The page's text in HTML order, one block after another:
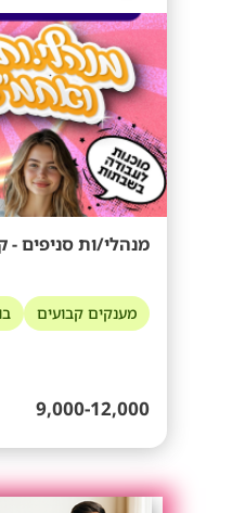
מנהלי/ות סניפים
מענקים קבועים
9,000-12,000